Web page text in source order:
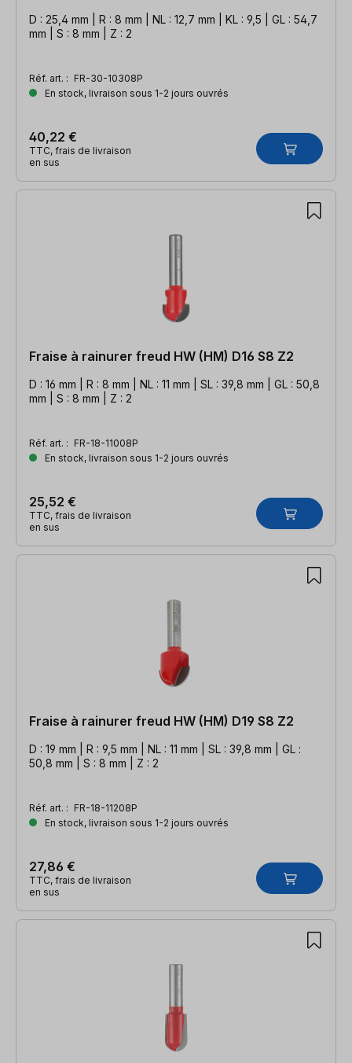
D : 25,4 mm | R : 8 mm | NL : 12,7 mm | KL : 9,5 | GL : 54,7
mm | S : 8 mm | Z : 2
Réf. art. : FR-30-10308P
En stock, livraison sous 1-2 jours ouvrés
40,22 €
TTC, frais de livraison
en sus
Fraise à rainurer freud HW (HM) D16 S8 Z2
D : 16 mm | R : 8 mm | NL : 11 mm | SL : 39,8 mm | GL : 50,8
mm | S : 8 mm | Z : 2
Réf. art. : FR-18-11008P
En stock, livraison sous 1-2 jours ouvrés
25,52 €
TTC, frais de livraison
en sus
Fraise à rainurer freud HW (HM) D19 S8 Z2
D : 19 mm | R : 9,5 mm | NL : 11 mm | SL : 39,8 mm | GL :
50,8 mm | S : 8 mm | Z : 2
Réf. art. : FR-18-11208P
En stock, livraison sous 1-2 jours ouvrés
27,86 €
TTC, frais de livraison
en sus